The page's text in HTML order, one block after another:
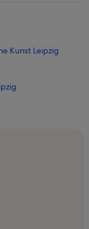
Kunst Leipzig